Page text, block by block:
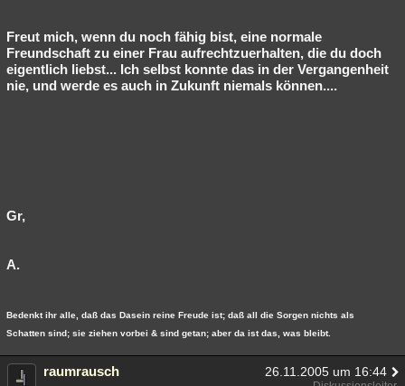
Freut mich, wenn du noch fähig bist, eine normale
Freundschaft zu einer Frau aufrechtzuerhalten, die du doch
eigentlich liebst... Ich selbst konnte das in der Vergangenheit
nie, und werde es auch in Zukunft niemals können....
Gr,
A.
Bedenkt ihr alle, daß das Dasein reine Freude ist; daß all die Sorgen nichts als
Schatten sind; sie ziehen vorbei & sind getan; aber da ist das, was bleibt.
raumrausch 26.11.2005 um 16:44